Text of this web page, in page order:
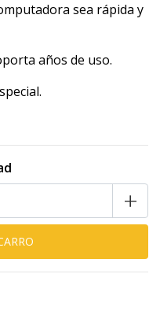
sea rápida y
años de uso.
+